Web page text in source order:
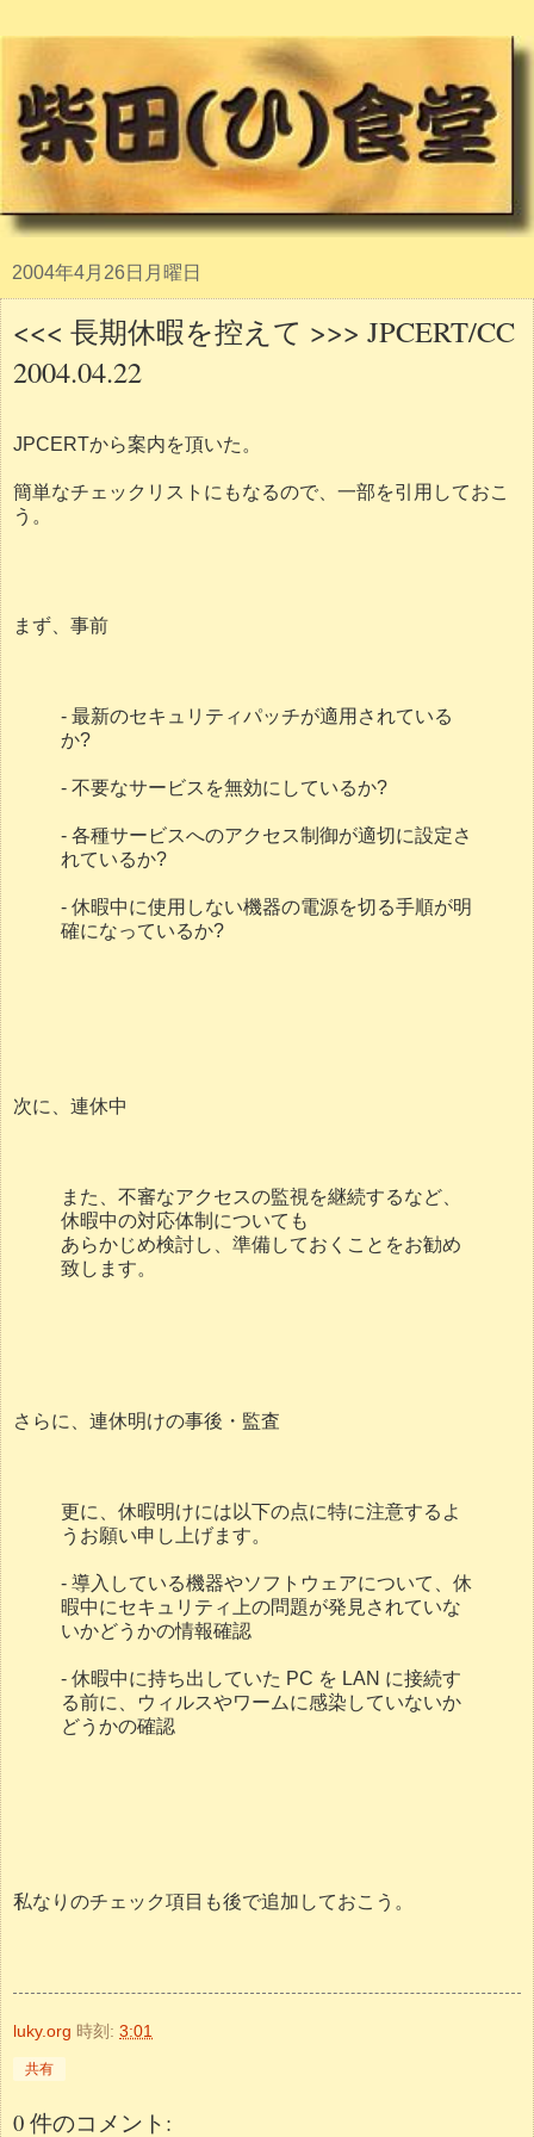
2004年4月26日月曜日
<<< 長期休暇を控えて >>> JPCERT/CC
2004.04.22
JPCERTから案内を頂いた。
簡単なチェックリストにもなるので、一部を引用しておこ
う。
まず、事前
- 最新のセキュリティパッチが適用されている
か?
- 不要なサービスを無効にしているか?
- 各種サービスへのアクセス制御が適切に設定さ
れているか?
- 休暇中に使用しない機器の電源を切る手順が明
確になっているか?
次に、連休中
また、不審なアクセスの監視を継続するなど、
休暇中の対応体制についても
あらかじめ検討し、準備しておくことをお勧め
致します。
さらに、連休明けの事後・監査
更に、休暇明けには以下の点に特に注意するよ
うお願い申し上げます。
- 導入している機器やソフトウェアについて、休
暇中にセキュリティ上の問題が発見されていな
いかどうかの情報確認
- 休暇中に持ち出していた PC を LAN に接続す
る前に、ウィルスやワームに感染していないか
どうかの確認
私なりのチェック項目も後で追加しておこう。
luky.org 時刻: 3:01
共有
0 件のコメント: